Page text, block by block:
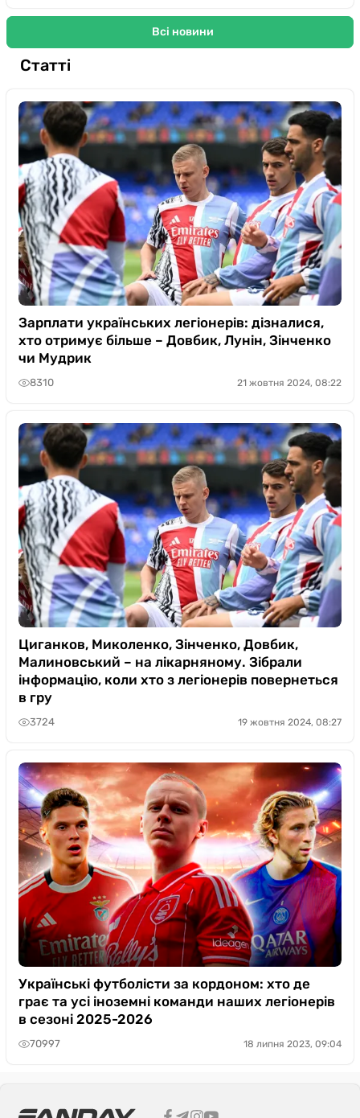
Всі новини
Статті
Зарплати українських легіонерів: дізналися,
хто отримує більше – Довбик, Лунін, Зінченко
чи Мудрик
8310 21 жовтня 2024, 08:22
Циганков, Миколенко, Зінченко, Довбик,
Малиновський – на лікарняному. Зібрали
інформацію, коли хто з легіонерів повернеться
в гру
3724 19 жовтня 2024, 08:27
Українські футболісти за кордоном: хто де
грає та усі іноземні команди наших легіонерів
в сезоні 2025-2026
70997 18 липня 2023, 09:04